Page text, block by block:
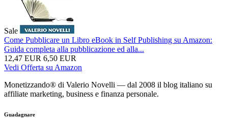
Sale
Come Pubblicare un Libro eBook in Self Publishing su Amazon:
Guida completa alla pubblicazione ed alla...
12,47 EUR 6,50 EUR
Vedi Offerta su Amazon
Monetizzando® di Valerio Novelli — dal 2008 il blog italiano su
affiliate marketing, business e finanza personale.
Guadagnare